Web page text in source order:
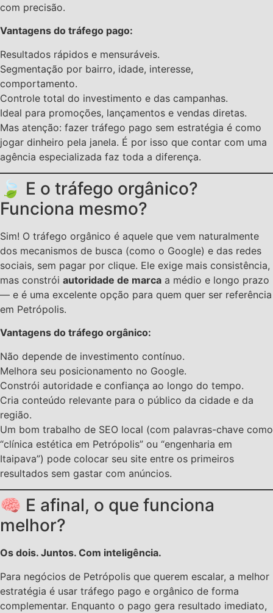
com precisão.
Vantagens do tráfego pago:
Resultados rápidos e mensuráveis.
Segmentação por bairro, idade, interesse,
comportamento.
Controle total do investimento e das campanhas.
Ideal para promoções, lançamentos e vendas diretas.
Mas atenção: fazer tráfego pago sem estratégia é como
jogar dinheiro pela janela. É por isso que contar com uma
agência especializada faz toda a diferença.
🍃 E o tráfego orgânico?
Funciona mesmo?
Sim! O tráfego orgânico é aquele que vem naturalmente
dos mecanismos de busca (como o Google) e das redes
sociais, sem pagar por clique. Ele exige mais consistência,
mas constrói autoridade de marca a médio e longo prazo
— e é uma excelente opção para quem quer ser referência
em Petrópolis.
Vantagens do tráfego orgânico:
Não depende de investimento contínuo.
Melhora seu posicionamento no Google.
Constrói autoridade e confiança ao longo do tempo.
Cria conteúdo relevante para o público da cidade e da
região.
Um bom trabalho de SEO local (com palavras-chave como
“clínica estética em Petrópolis” ou “engenharia em
Itaipava”) pode colocar seu site entre os primeiros
resultados sem gastar com anúncios.
🧠 E afinal, o que funciona
melhor?
Os dois. Juntos. Com inteligência.
Para negócios de Petrópolis que querem escalar, a melhor
estratégia é usar tráfego pago e orgânico de forma
complementar. Enquanto o pago gera resultado imediato,